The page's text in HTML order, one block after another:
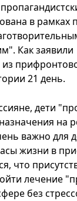
в рамках
Как заявили
из
21 день.
дети
на
важно для
жизни в
что
лечение
без